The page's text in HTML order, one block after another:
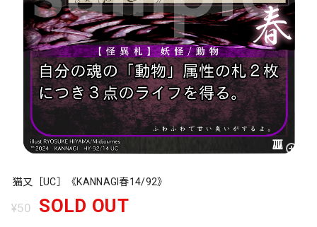
猫又［UC］《KANNAGI春14/92》
¥50 SOLD OUT